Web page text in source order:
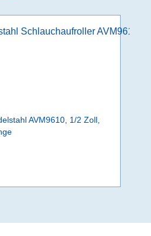
AVM9610, 1/2 Zoll,